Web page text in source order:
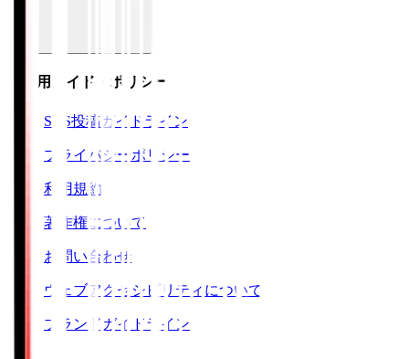
ご利用ガイド・ポリシー
SNS投稿ガイドライン
プライバシーポリシー
利用規約
著作権について
お問い合わせ
ウェブアクセシビリティについて
ブランドガイドライン